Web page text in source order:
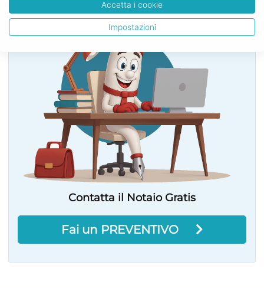
Contatta il Notaio Gratis
Fai un PREVENTIVO
Accetta i cookie
Impostazioni